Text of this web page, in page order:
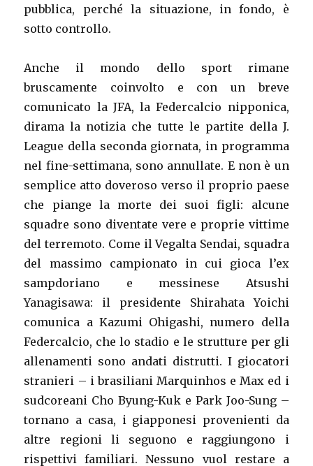
pubblica, perché la situazione, in fondo, è
sotto controllo.
Anche il mondo dello sport rimane
bruscamente coinvolto e con un breve
comunicato la JFA, la Federcalcio nipponica,
dirama la notizia che tutte le partite della J.
League della seconda giornata, in programma
nel fine-settimana, sono annullate. E non è un
semplice atto doveroso verso il proprio paese
che piange la morte dei suoi figli: alcune
squadre sono diventate vere e proprie vittime
del terremoto. Come il Vegalta Sendai, squadra
del massimo campionato in cui gioca l’ex
sampdoriano e messinese Atsushi
Yanagisawa: il presidente Shirahata Yoichi
comunica a Kazumi Ohigashi, numero della
Federcalcio, che lo stadio e le strutture per gli
allenamenti sono andati distrutti. I giocatori
stranieri – i brasiliani Marquinhos e Max ed i
sudcoreani Cho Byung-Kuk e Park Joo-Sung –
tornano a casa, i giapponesi provenienti da
altre regioni li seguono e raggiungono i
rispettivi familiari. Nessuno vuol restare a